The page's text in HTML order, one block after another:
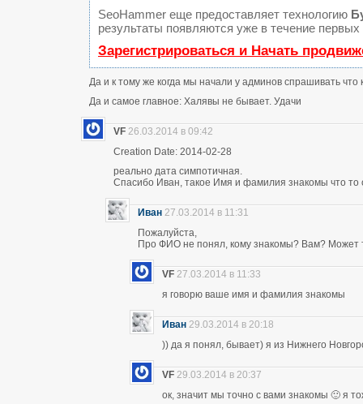
SeoHammer еще предоставляет технологию
результаты появляются уже в течение первых
Зарегистрироваться и Начать
Да и к тому же когда мы начали у админов спрашивать что
Да и самое главное: Халявы не бывает. Удачи
VF 26.03.2014 в 09:42
Creation Date: 2014-02-28
реально дата симпотичная.
Спасибо Иван, такое Имя и фамилия знакомы что то
Иван 27.03.2014 в 11:31
Пожалуйста,
Про ФИО не понял, кому знакомы? Вам? Может
VF 27.03.2014 в 11:33
я говорю ваше имя и фамилия знакомы
Иван 29.03.2014 в 20:18
)) да я понял, бывает) я из Нижнего
VF 29.03.2014 в 20:37
ок, значит мы точно с вами знакомы 🙂 я